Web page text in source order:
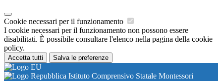
Cookie necessari per il funzionamento
I cookie necessari per il funzionamento non possono essere
disabilitati. È possibile consultare l'elenco nella pagina della cookie
policy.
Accetta tutti Salva le preferenze
Istituto Comprensivo Statale Montessori